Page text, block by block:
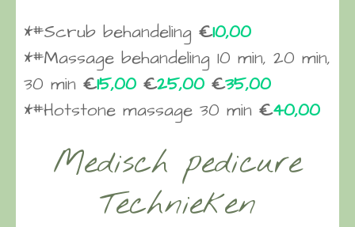
*#Scrub behandeling €10,00
*#Massage behandeling 10 min, 20 min,
30 min €15,00 €25,00 €35,00
*#Hotstone massage 30 min €40,00
Medisch pedicure
Technieken